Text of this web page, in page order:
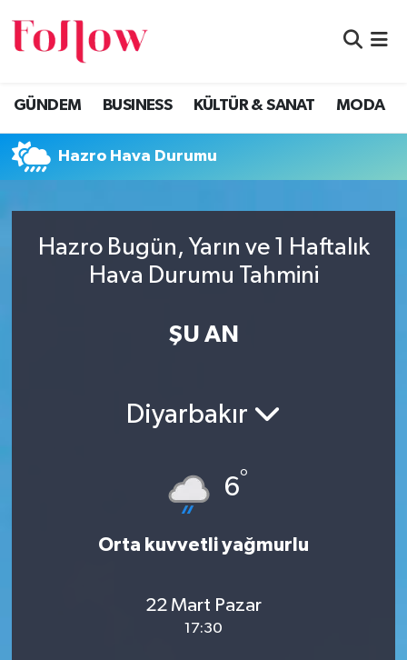
GÜNDEM BUSINESS KÜLTÜR & SANAT MODA
Hazro Hava Durumu
Hazro Bugün, Yarın ve 1 Haftalık
Hava Durumu Tahmini
ŞU AN
Diyarbakır
6°
Orta kuvvetli yağmurlu
22 Mart Pazar
17:30
GÜNDEM
BUSINESS
KÜLTÜR & SANAT
MODA
EĞİTİM
Eskişehir Nöbetçi Eczaneler
Eskişehir Hava Durumu
Eskişehir Namaz Vakitleri
Eskişehir Trafik Yoğunluk Haritası
Süper Lig Puan Durumu ve Fikstür
Son Dakika Haberleri